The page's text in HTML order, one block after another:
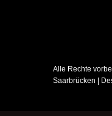
Alle Rechte
Saarbrücken |